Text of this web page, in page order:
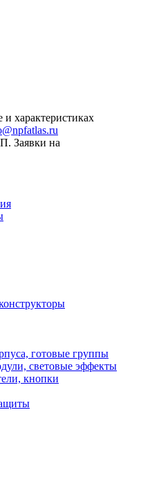
характеристиках
Заявки на
готовые группы
световые эффекты
кнопки